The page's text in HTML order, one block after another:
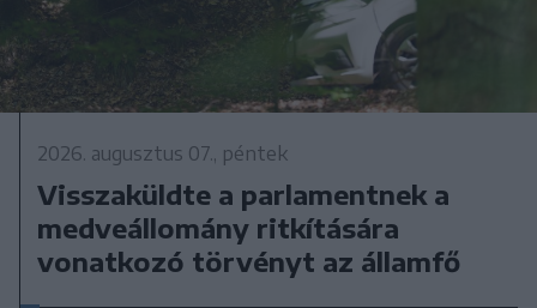
2026. augusztus 07., péntek
Visszaküldte a parlamentnek a
medveállomány ritkítására
vonatkozó törvényt az államfő